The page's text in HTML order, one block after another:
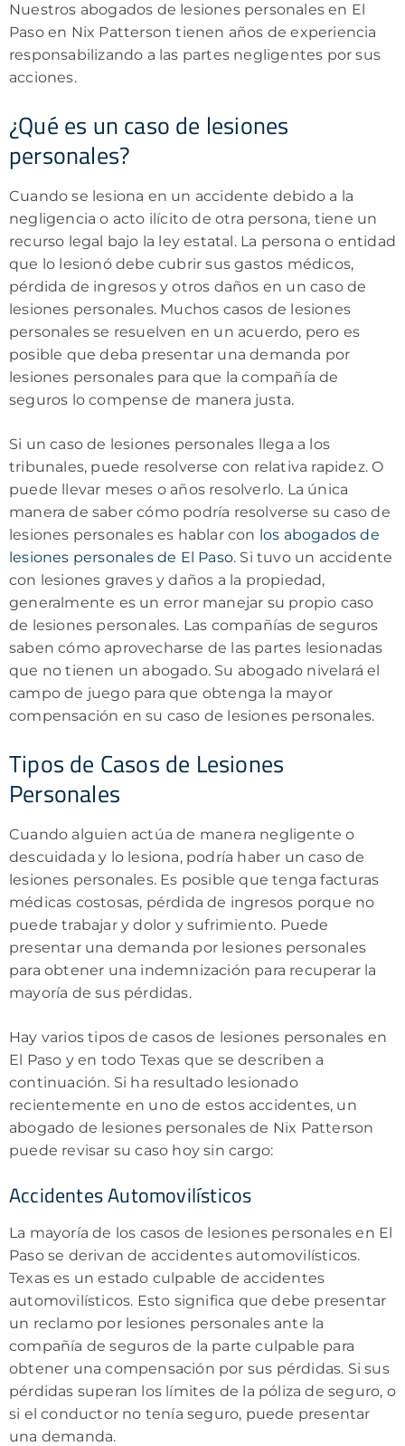
Nuestros abogados de lesiones personales en El
Paso en Nix Patterson tienen años de experiencia
responsabilizando a las partes negligentes por sus
acciones.
¿Qué es un caso de lesiones
personales?
Cuando se lesiona en un accidente debido a la
negligencia o acto ilícito de otra persona, tiene un
recurso legal bajo la ley estatal. La persona o entidad
que lo lesionó debe cubrir sus gastos médicos,
pérdida de ingresos y otros daños en un caso de
lesiones personales. Muchos casos de lesiones
personales se resuelven en un acuerdo, pero es
posible que deba presentar una demanda por
lesiones personales para que la compañía de
seguros lo compense de manera justa.
Si un caso de lesiones personales llega a los
tribunales, puede resolverse con relativa rapidez. O
puede llevar meses o años resolverlo. La única
manera de saber cómo podría resolverse su caso de
lesiones personales es hablar con los abogados de
lesiones personales de El Paso. Si tuvo un accidente
con lesiones graves y daños a la propiedad,
generalmente es un error manejar su propio caso
de lesiones personales. Las compañías de seguros
saben cómo aprovecharse de las partes lesionadas
que no tienen un abogado. Su abogado nivelará el
campo de juego para que obtenga la mayor
compensación en su caso de lesiones personales.
Tipos de Casos de Lesiones
Personales
Cuando alguien actúa de manera negligente o
descuidada y lo lesiona, podría haber un caso de
lesiones personales. Es posible que tenga facturas
médicas costosas, pérdida de ingresos porque no
puede trabajar y dolor y sufrimiento. Puede
presentar una demanda por lesiones personales
para obtener una indemnización para recuperar la
mayoría de sus pérdidas.
Hay varios tipos de casos de lesiones personales en
El Paso y en todo Texas que se describen a
continuación. Si ha resultado lesionado
recientemente en uno de estos accidentes, un
abogado de lesiones personales de Nix Patterson
puede revisar su caso hoy sin cargo:
Accidentes Automovilísticos
La mayoría de los casos de lesiones personales en El
Paso se derivan de accidentes automovilísticos.
Texas es un estado culpable de accidentes
automovilísticos. Esto significa que debe presentar
un reclamo por lesiones personales ante la
compañía de seguros de la parte culpable para
obtener una compensación por sus pérdidas. Si sus
pérdidas superan los límites de la póliza de seguro, o
si el conductor no tenía seguro, puede presentar
una demanda.